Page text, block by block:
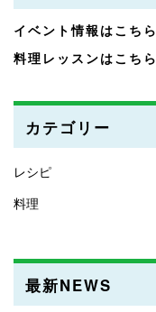
イベント情報はこちら
料理レッスンはこちら
カテゴリー
レシピ
料理
最新NEWS